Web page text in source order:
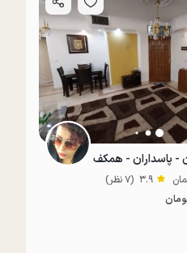
- پاسداران - همکف
3.9 (7 نظر)